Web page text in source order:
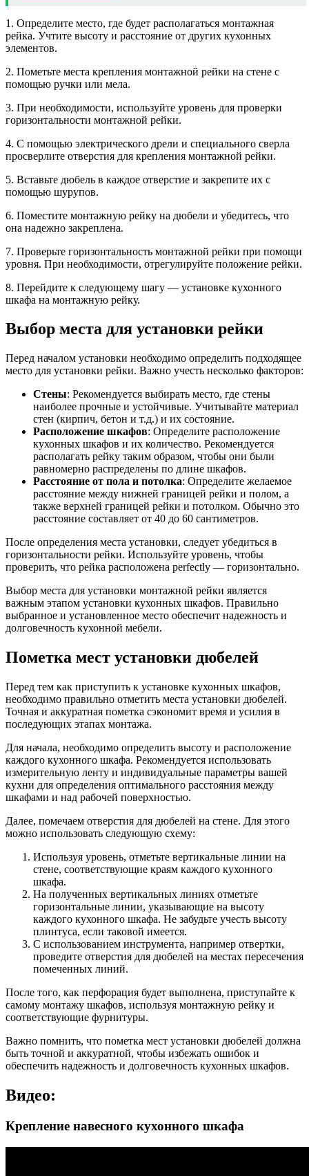
1. Определите место, где будет располагаться монтажная
рейка. Учтите высоту и расстояние от других кухонных
элементов.
2. Пометьте места крепления монтажной рейки на стене с
помощью ручки или мела.
3. При необходимости, используйте уровень для проверки
горизонтальности монтажной рейки.
4. С помощью электрического дрели и специального сверла
просверлите отверстия для крепления монтажной рейки.
5. Вставьте дюбель в каждое отверстие и закрепите их с
помощью шурупов.
6. Поместите монтажную рейку на дюбели и убедитесь, что
она надежно закреплена.
7. Проверьте горизонтальность монтажной рейки при помощи
уровня. При необходимости, отрегулируйте положение рейки.
8. Перейдите к следующему шагу — установке кухонного
шкафа на монтажную рейку.
Выбор места для установки рейки
Перед началом установки необходимо определить подходящее
место для установки рейки. Важно учесть несколько факторов:
Стены: Рекомендуется выбирать место, где стены
наиболее прочные и устойчивые. Учитывайте материал
стен (кирпич, бетон и т.д.) и их состояние.
Расположение шкафов: Определите расположение
кухонных шкафов и их количество. Рекомендуется
располагать рейку таким образом, чтобы они были
равномерно распределены по длине шкафов.
Расстояние от пола и потолка: Определите желаемое
расстояние между нижней границей рейки и полом, а
также верхней границей рейки и потолком. Обычно это
расстояние составляет от 40 до 60 сантиметров.
После определения места установки, следует убедиться в
горизонтальности рейки. Используйте уровень, чтобы
проверить, что рейка расположена perfectly — горизонтально.
Выбор места для установки монтажной рейки является
важным этапом установки кухонных шкафов. Правильно
выбранное и установленное место обеспечит надежность и
долговечность кухонной мебели.
Пометка мест установки дюбелей
Перед тем как приступить к установке кухонных шкафов,
необходимо правильно отметить места установки дюбелей.
Точная и аккуратная пометка сэкономит время и усилия в
последующих этапах монтажа.
Для начала, необходимо определить высоту и расположение
каждого кухонного шкафа. Рекомендуется использовать
измерительную ленту и индивидуальные параметры вашей
кухни для определения оптимального расстояния между
шкафами и над рабочей поверхностью.
Далее, помечаем отверстия для дюбелей на стене. Для этого
можно использовать следующую схему:
Используя уровень, отметьте вертикальные линии на
стене, соответствующие краям каждого кухонного
шкафа.
На полученных вертикальных линиях отметьте
горизонтальные линии, указывающие на высоту
каждого кухонного шкафа. Не забудьте учесть высоту
плинтуса, если таковой имеется.
С использованием инструмента, например отвертки,
проведите отверстия для дюбелей на местах пересечения
помеченных линий.
После того, как перфорация будет выполнена, приступайте к
самому монтажу шкафов, используя монтажную рейку и
соответствующие фурнитуры.
Важно помнить, что пометка мест установки дюбелей должна
быть точной и аккуратной, чтобы избежать ошибок и
обеспечить надежность и долговечность кухонных шкафов.
Видео:
Крепление навесного кухонного шкафа